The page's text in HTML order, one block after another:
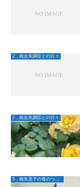
2．統合失調症との日々
2．統合失調症との日々